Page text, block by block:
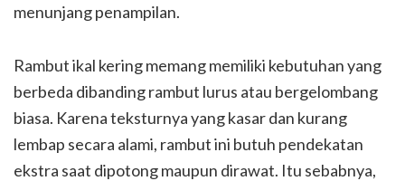
menunjang penampilan.
Rambut ikal kering memang memiliki kebutuhan yang
berbeda dibanding rambut lurus atau bergelombang
biasa. Karena teksturnya yang kasar dan kurang
lembap secara alami, rambut ini butuh pendekatan
ekstra saat dipotong maupun dirawat. Itu sebabnya,